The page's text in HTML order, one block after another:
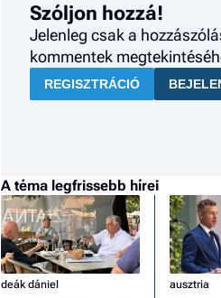
Szóljon hozzá!
Jelenleg csak a
kommentek
REGISZTRÁCIÓ
A téma legfrissebb hírei
deák dániel ausztria